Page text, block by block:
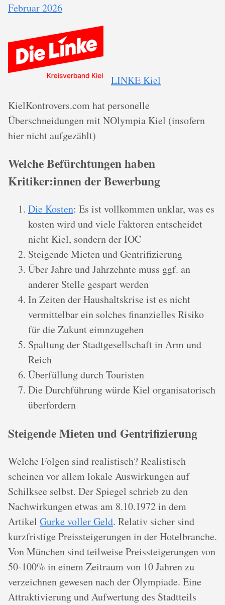
Februar 2026
LINKE Kiel
KielKontrovers.com hat personelle
Überschneidungen mit NOlympia Kiel (insofern
hier nicht aufgezählt)
Welche Befürchtungen haben
Kritiker:innen der Bewerbung
Die Kosten: Es ist vollkommen unklar, was es
kosten wird und viele Faktoren entscheidet
nicht Kiel, sondern der IOC
Steigende Mieten und Gentrifizierung
Über Jahre und Jahrzehnte muss ggf. an
anderer Stelle gespart werden
In Zeiten der Haushaltskrise ist es nicht
vermittelbar ein solches finanzielles Risiko
für die Zukunt eimnzugehen
Spaltung der Stadtgesellschaft in Arm und
Reich
Überfüllung durch Touristen
Die Durchführung würde Kiel organisatorisch
überfordern
Steigende Mieten und Gentrifizierung
Welche Folgen sind realistisch? Realistisch
scheinen vor allem lokale Auswirkungen auf
Schilksee selbst. Der Spiegel schrieb zu den
Nachwirkungen etwas am 8.10.1972 in dem
Artikel Gurke voller Geld. Relativ sicher sind
kurzfristige Preissteigerungen in der Hotelbranche.
Von München sind teilweise Preissteigerungen von
50-100% in einem Zeitraum von 10 Jahren zu
verzeichnen gewesen nach der Olympiade. Eine
Attraktivierung und Aufwertung des Stadtteils